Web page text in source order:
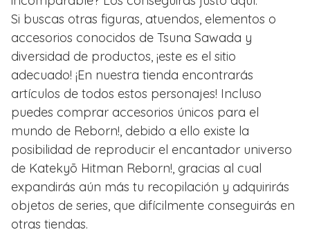
Si buscas otras figuras, atuendos, elementos o
accesorios conocidos de Tsuna Sawada y
diversidad de productos, ¡este es el sitio
adecuado! ¡En nuestra tienda encontrarás
artículos de todos estos personajes! Incluso
puedes comprar accesorios únicos para el
mundo de Reborn!, debido a ello existe la
posibilidad de reproducir el encantador universo
de Katekyō Hitman Reborn!, gracias al cual
expandirás aún más tu recopilación y adquirirás
objetos de series, que difícilmente conseguirás en
otras tiendas.